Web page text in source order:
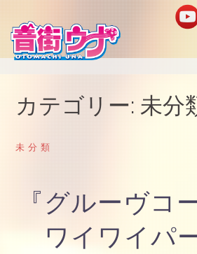
コ
ン
テ
ン
ツ
カテゴリー: 未分
未分類
『グルーヴコ
ワイワイパ